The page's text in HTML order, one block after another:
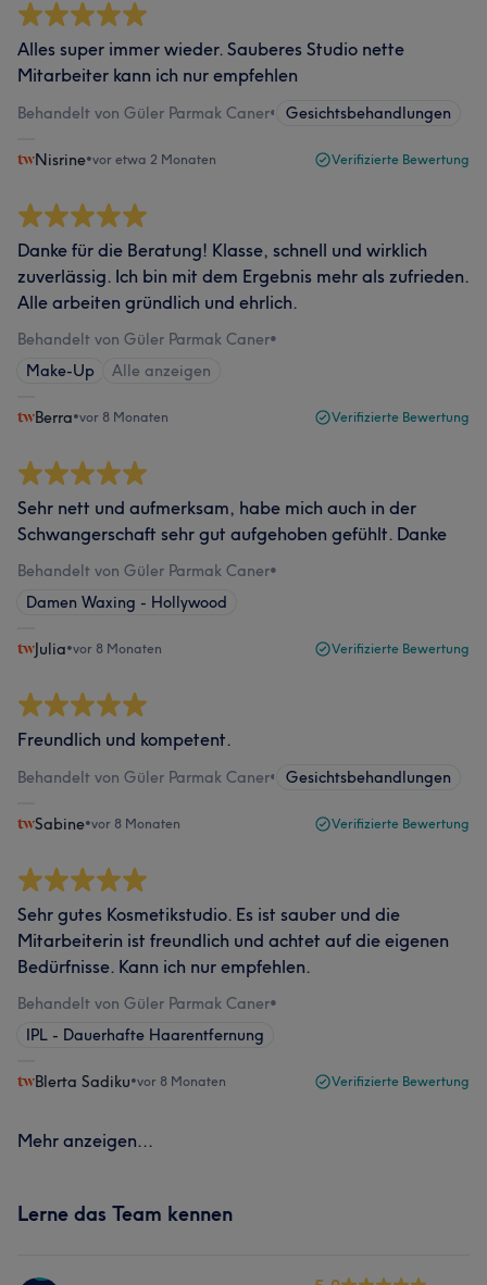
Alles super immer wieder. Sauberes Studio nette
Mitarbeiter kann ich nur empfehlen
Behandelt von Güler Parmak Caner• Gesichtsbehandlungen
Nisrine•vor etwa 2 Monaten Verifizierte Bewertung
Danke für die Beratung! Klasse, schnell und wirklich
zuverlässig. Ich bin mit dem Ergebnis mehr als zufrieden.
Alle arbeiten gründlich und ehrlich.
Behandelt von Güler Parmak Caner•
Make-Up
Alle anzeigen
Berra•vor 8 Monaten Verifizierte Bewertung
Sehr nett und aufmerksam, habe mich auch in der
Schwangerschaft sehr gut aufgehoben gefühlt. Danke
Behandelt von Güler Parmak Caner•
Damen Waxing - Hollywood
Julia•vor 8 Monaten Verifizierte Bewertung
Freundlich und kompetent.
Behandelt von Güler Parmak Caner• Gesichtsbehandlungen
Sabine•vor 8 Monaten Verifizierte Bewertung
Sehr gutes Kosmetikstudio. Es ist sauber und die
Mitarbeiterin ist freundlich und achtet auf die eigenen
Bedürfnisse. Kann ich nur empfehlen.
Behandelt von Güler Parmak Caner•
IPL - Dauerhafte Haarentfernung
Blerta Sadiku•vor 8 Monaten Verifizierte Bewertung
Mehr anzeigen...
Lerne das Team kennen